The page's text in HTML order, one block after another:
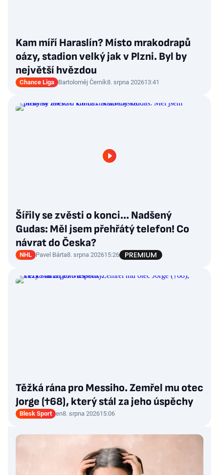
Kam míří Haraslín? Místo mrakodrapů
oázy, stadion velký jak v Plzni. Byl by
největší hvězdou
Chance Liga Bartoloměj Černík8. srpna 202613:41
Šířily se zvěsti o konci... Nadšený
Gudas: Měl jsem přehřátý telefon! Co
návrat do Česka?
NHL Pavel Bárta8. srpna 202615:26
Těžká rána pro Messiho. Zemřel mu otec
Jorge (†68), který stál za jeho úspěchy
Blesk Sport en8. srpna 202615:06